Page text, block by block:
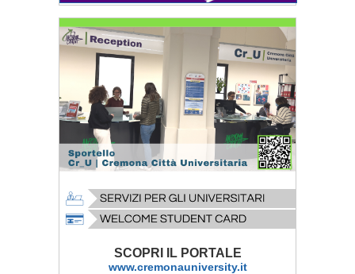
SCOPRI IL PORTALE
www.cremonauniversity.it